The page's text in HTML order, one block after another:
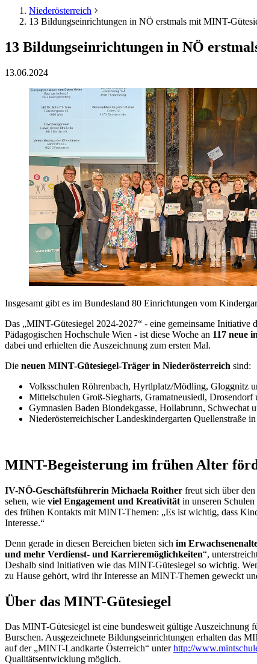
Niederösterreich
13 Bildungseinrichtungen in NÖ erstmals mit MINT-
13 Bildungseinrichtungen in NÖ
13.06.2024
Insgesamt gibt es im Bundesland 80 Einrichtungen vom
Das „MINT-Gütesiegel 2024-2027“ - eine gemeinsame
Pädagogischen Hochschule Wien - ist diese Woche an 117 neue
dabei und erhielten die Auszeichnung zum ersten Mal.
Die neuen MINT-Gütesiegel-Träger in Niederösterreich sind:
Volksschulen Röhrenbach, Hyrtlplatz/Mödling, Gloggnitz
Mittelschulen Groß-Siegharts, Gramatneusiedl,
Gymnasien Baden Biondekgasse, Hollabrunn, Schwechat
Niederösterreichischer Landeskindergarten Quellenstraße
MINT-Begeisterung im frühen Alter
IV-NÖ-Geschäftsführerin Michaela Roither freut sich über
sehen, wie viel Engagement und Kreativität in unseren
des frühen Kontakts mit MINT-Themen: „Es ist wichtig, dass
Interesse.“
Denn gerade in diesen Bereichen bieten sich im
und mehr Verdienst- und Karrieremöglichkeiten“,
Deshalb sind Initiativen wie das MINT-Gütesiegel so wichtig.
zu Hause gehört, wird ihr Interesse an MINT-Themen geweckt
Über das MINT-Gütesiegel
Das MINT-Gütesiegel ist eine bundesweit gültige
Burschen. Ausgezeichnete Bildungseinrichtungen erhalten das
auf der „MINT-Landkarte Österreich“ unterhttp://
Qualitätsentwicklung möglich.